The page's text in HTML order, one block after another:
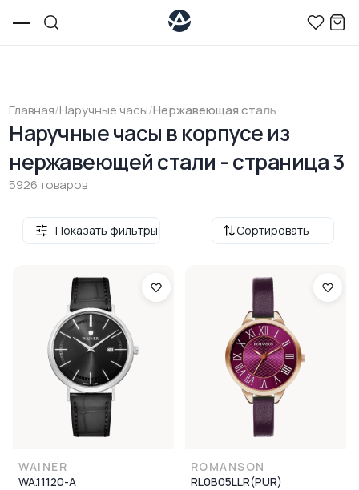
Главная/Наручные часы/Нержавеющая сталь
Наручные часы в корпусе из
нержавеющей стали - страница 3
5926 товаров
Сортировать
Показать фильтры
WAINER
WA.11120-A
ROMANSON
RL0B05LLR(PUR)